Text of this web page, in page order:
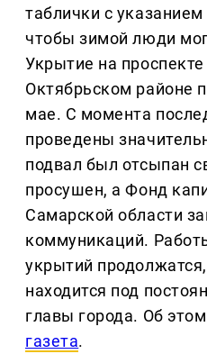
таблички с
чтобы зимой люди
Укрытие на
Октябрьском районе
мае. С момента
проведены
подвал был отсыпан
просушен, а Фонд
Самарской области
коммуникаций.
укрытий
находится под
главы города. Об
газета.